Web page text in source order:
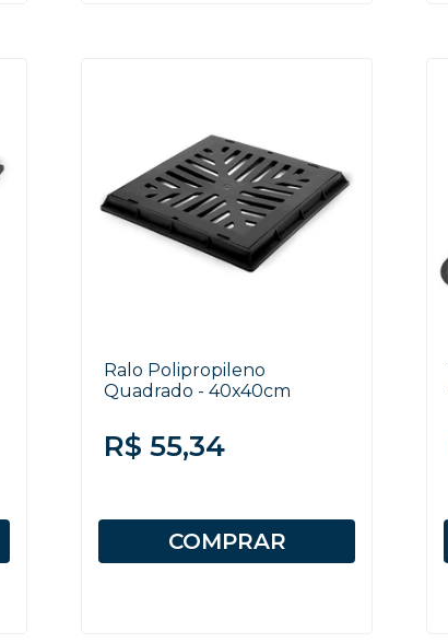
Ralo Polipropileno
Quadrado - 40x40cm
R$ 55,34
COMPRAR